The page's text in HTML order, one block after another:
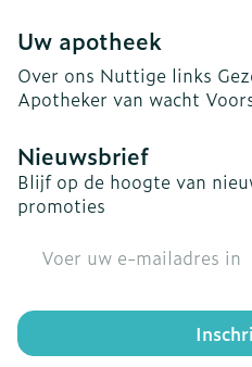
Uw apotheek
Over ons Nuttige links
Apotheker van wacht
Nieuwsbrief
Blijf op de hoogte van
promoties